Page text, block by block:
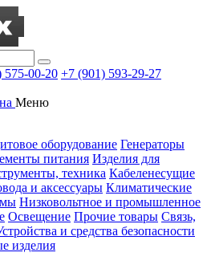
575-00-20 +7 (901) 593-29-27
Меню
оборудование Генераторы
питания Изделия для
техника Кабеленесущие
и аксессуары Климатические
Низковольтное и промышленное
Освещение Прочие товары Связь,
и средства безопасности
изделия